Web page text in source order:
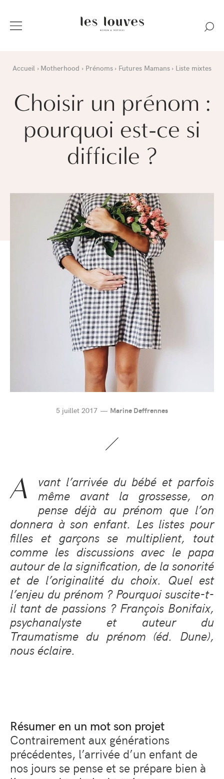
Accueil Motherhood Prénoms Futures Mamans Liste mixtes
Choisir un prénom :
pourquoi est-ce si
difficile ?
5 juillet 2017 Marine Deffrennes
A
vant l’arrivée du bébé et parfois
même avant la grossesse, on
pense déjà au prénom que l’on
donnera à son enfant. Les listes pour
filles et garçons se multiplient, tout
comme les discussions avec le papa
autour de la signification, de la sonorité
et de l’originalité du choix. Quel est
l’enjeu du prénom ? Pourquoi suscite-t-
il tant de passions ? François Bonifaix,
psychanalyste et auteur du
Traumatisme du prénom (éd. Dune),
nous éclaire.
Résumer en un mot son projet
Contrairement aux générations
précédentes, l’arrivée d’un enfant de
nos jours se pense et se prépare bien à